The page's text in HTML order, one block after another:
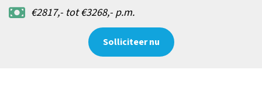
€2817,- tot €3268,- p.m.
Solliciteer nu